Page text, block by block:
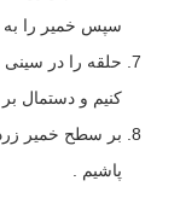
سپس خمیر را به
حلقه را در
کنیم و دستمال بر سطح آن
بر سطح خمیر
پاشیم .